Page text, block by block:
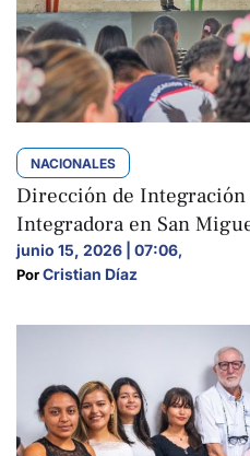
NACIONALES
Dirección de Integración
Integradora en San
junio 15, 2026 | 07:06,
Por Cristian Díaz